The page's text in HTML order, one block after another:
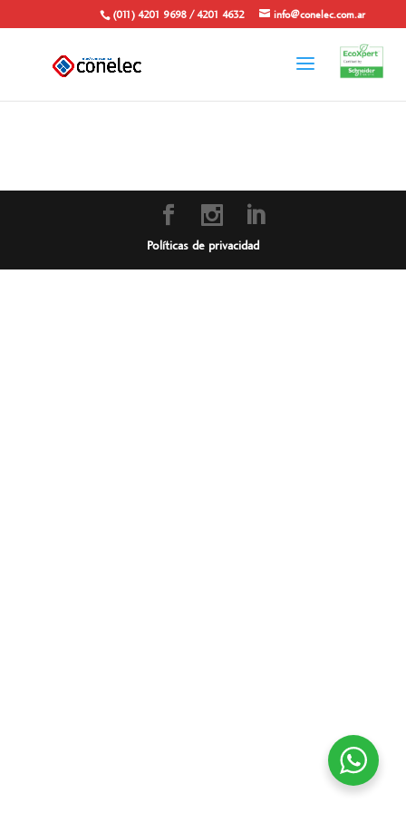
(011) 4201 9698 / 4201 4632 info@conelec.com.ar
Políticas de privacidad